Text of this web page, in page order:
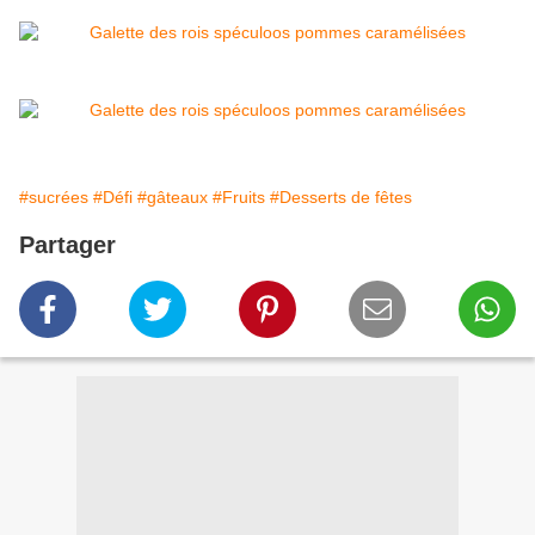
#sucrées #Défi #gâteaux #Fruits #Desserts de fêtes
Partager